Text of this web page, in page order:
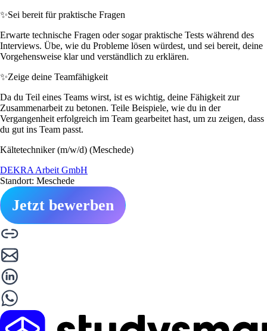
✨Sei bereit für praktische Fragen
Erwarte technische Fragen oder sogar praktische Tests während des
Interviews. Übe, wie du Probleme lösen würdest, und sei bereit, deine
Vorgehensweise klar und verständlich zu erklären.
✨Zeige deine Teamfähigkeit
Da du Teil eines Teams wirst, ist es wichtig, deine Fähigkeit zur
Zusammenarbeit zu betonen. Teile Beispiele, wie du in der
Vergangenheit erfolgreich im Team gearbeitet hast, um zu zeigen, dass
du gut ins Team passt.
Kältetechniker (m/w/d) (Meschede)
DEKRA Arbeit GmbH
Standort: Meschede
Jetzt bewerben